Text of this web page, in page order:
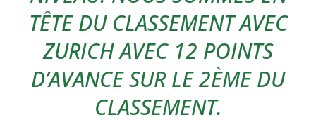
TÊTE DU CLASSEMENT AVEC
ZURICH AVEC 12 POINTS
D’AVANCE SUR LE 2ÈME DU
CLASSEMENT.